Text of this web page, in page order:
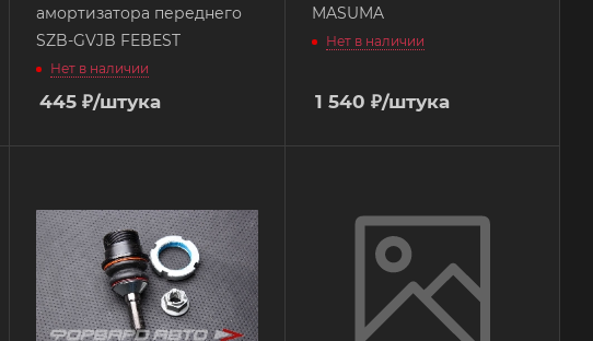
амортизатора переднего
SZB-GVJB FEBEST
Нет в наличии
445 ₽/штука
MASUMA
Нет в наличии
1 540 ₽/штука